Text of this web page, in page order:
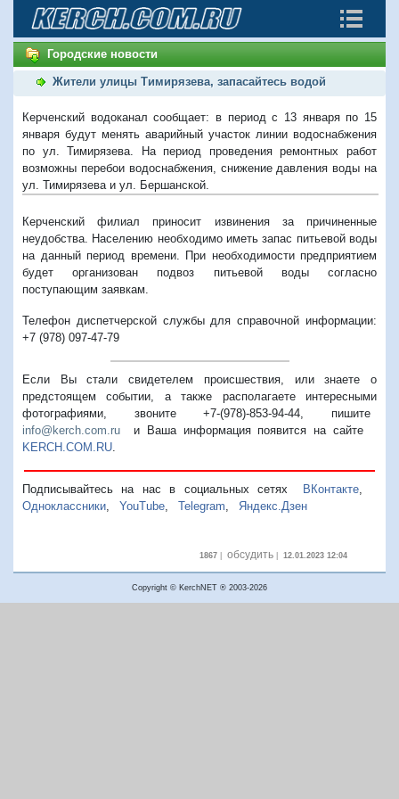
Городские новости
Жители улицы Тимирязева, запасайтесь водой
Керченский водоканал сообщает: в период с 13 января по 15
января будут менять аварийный участок линии водоснабжения
по ул. Тимирязева. На период проведения ремонтных работ
возможны перебои водоснабжения, снижение давления воды на
ул. Тимирязева и ул. Бершанской.
Керченский филиал приносит извинения за причиненные
неудобства. Населению необходимо иметь запас питьевой воды
на данный период времени. При необходимости предприятием
будет организован подвоз питьевой воды согласно
поступающим заявкам.
Телефон диспетчерской службы для справочной информации:
+7 (978) 097-47-79
Если Вы стали свидетелем происшествия, или знаете о
предстоящем событии, а также располагаете интересными
фотографиями, звоните +7-(978)-853-94-44, пишите
info@kerch.com.ru и Ваша информация появится на сайте
KERCH.COM.RU
Подписывайтесь на нас в социальных сетях ВКонтакте,
Одноклассники
YouTube Telegram Яндекс.Дзен
1867| обсудить| 12.01.2023 12:04
Copyright © KerchNET ® 2003-2026